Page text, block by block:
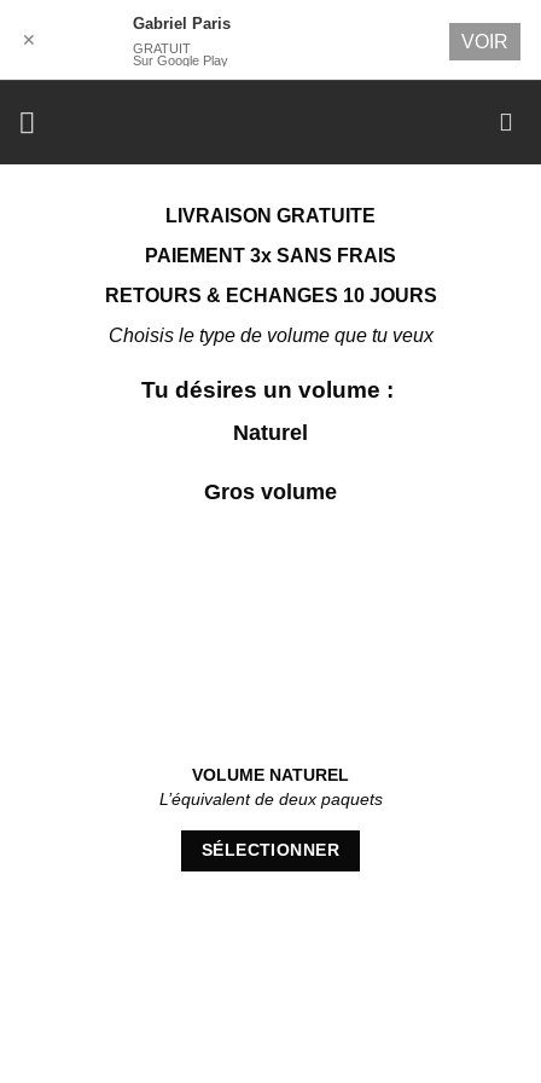
LIVRAISON GRATUITE
PAIEMENT 3x SANS FRAIS
RETOURS & ECHANGES 10 JOURS
Choisis le type de volume que tu veux
Tu désires un volume :
Naturel
Gros volume
VOLUME NATUREL
L’équivalent de deux paquets
SÉLECTIONNER
✕
Gabriel Paris
GRATUIT
Sur Google Play
VOIR